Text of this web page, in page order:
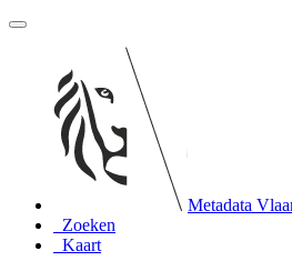
Metadata
Zoeken
Kaart